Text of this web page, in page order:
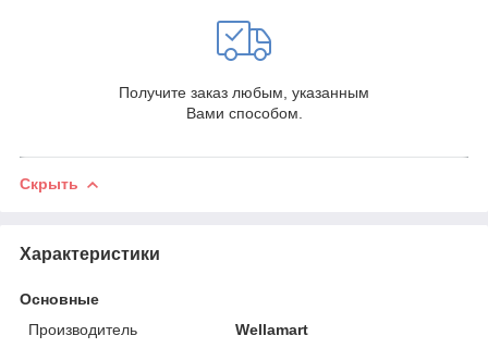
Получите заказ любым, указанным
Вами способом.
Скрыть
Характеристики
Основные
Производитель
Wellamart